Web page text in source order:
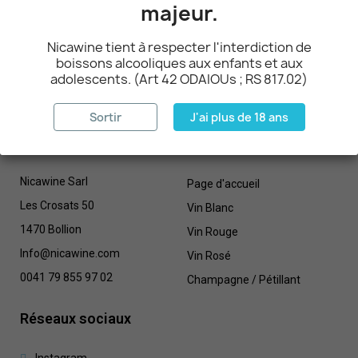
Nicawine Sarl
Les Crosats 50
1470 Bollion
Info@nicawine.com
0041 79 855 97 02
Page d'accueil
Vin Blanc
Vin Rouge
Vin Rosé
Champagne / Pétillant
Réseaux sociaux
majeur.
Nicawine tient à respecter l'interdiction de
boissons alcooliques aux enfants et aux
adolescents. (Art 42 ODAIOUs ; RS 817.02)
Sortir J'ai plus de 18 ans